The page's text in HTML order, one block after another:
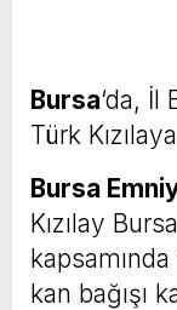
Bursa‘da, İl
Türk
Bursa
Kızılay
kan bağışı